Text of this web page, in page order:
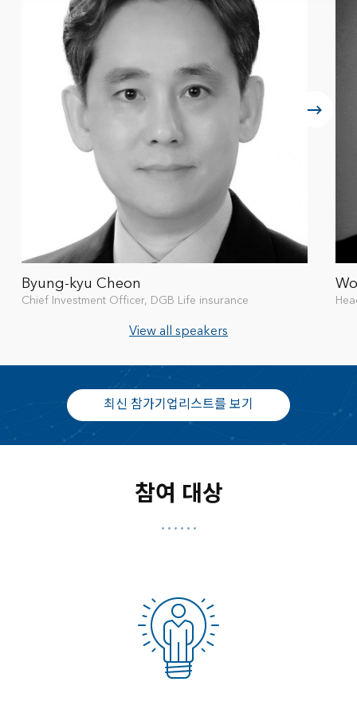
Byung-kyu Cheon
Chief Investment Officer, DGB Life insurance
View all speakers
최신 참가기업리스트를 보기
참여 대상